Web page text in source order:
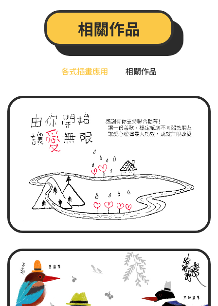
相關作品
各式插畫應用 相關作品